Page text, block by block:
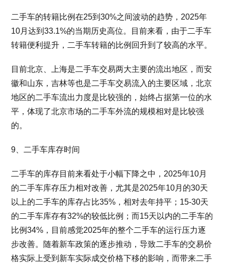
二手车的转籍比例在25到30%之间波动的趋势，2025年
10月达到33.1%的当期历史高位。目前来看，由于二手车
转籍便利提升，二手车转籍的比例回升到了较高的水平。
目前北京、上海是二手车交易两大主要的流出地区，而安
徽和山东，吉林等也是二手车交易流入的主要区域，北京
地区的二手车流出力度是比较强的，始终占据第一位的水
平，体现了北京市场的二手车外流的规模相对是比较强
的。
9、二手车库存时间
二手车的库存目前来看处于小幅下降之中，2025年10月
的二手车库存压力相对改善，尤其是2025年10月的30天
以上的二手车的库存占比35%，相对去年持平；15-30天
的二手车库存有32%的较低比例；而15天以内的二手车的
比例34%，目前感觉2025年的整个二手车的运行压力逐
步改善。随着新车政策的逐步推动，导致二手车的交易价
格实际上受到新车实际成交价格下移的影响，而带来二手